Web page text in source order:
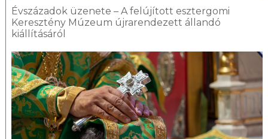
Évszázadok üzenete – A felújított esztergomi
Keresztény Múzeum újrarendezett állandó
kiállításáról